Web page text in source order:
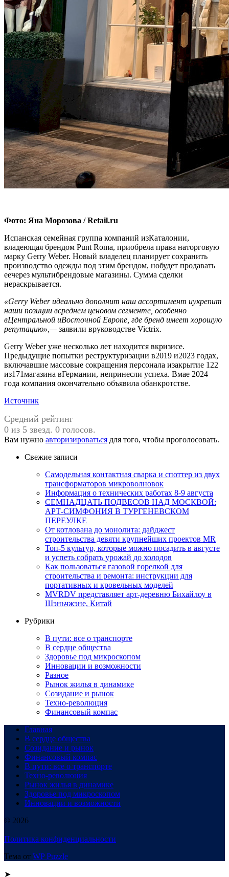
Фото: Яна Морозова / Retail.ru
Испанская семейная группа компаний изКаталонии,
владеющая брендом Punt Roma, приобрела права наторговую
марку Gerry Weber. Новый владелец планирует сохранить
производство одежды под этим брендом, нобудет продавать
еечерез мультибрендовые магазины. Сумма сделки
нераскрывается.
«Gerry Weber идеально дополнит наш ассортимент иукрепит
наши позиции всреднем ценовом сегменте, особенно
вЦентральной иВосточной Европе, где бренд имеет хорошую
репутацию»,—заявили вруководстве Victrix.
Gerry Weber уже несколько лет находится вкризисе.
Предыдущие попытки реструктуризации в2019 и2023 годах,
включавшие массовые сокращения персонала изакрытие 122
из171магазина вГермании, непринесли успеха. Вмае 2024
года компания окончательно объявила обанкротстве.
Источник
Средний рейтинг
0 из 5 звезд. 0 голосов.
Вам нужно авторизироваться для того, чтобы проголосовать.
Свежие записи
Самодельная контактная сварка и споттер из двух
трансформаторов микроволновок
Информация о технических работах 8-9 августа
СЕМНАДЦАТЬ ПОДВЕСОВ НАД МОСКВОЙ:
АРТ-СИМФОНИЯ В ТУРГЕНЕВСКОМ
ПЕРЕУЛКЕ
От котлована до монолита: дайджест
строительства девяти крупнейших проектов MR
Топ-5 культур, которые можно посадить в августе
и успеть собрать урожай до холодов
Как пользоваться газовой горелкой для
строительства и ремонта: инструкции для
портативных и кровельных моделей
MVRDV представляет арт-деревню Бихайлоу в
Шэньчжэне, Китай
Рубрики
В пути: все о транспорте
В сердце общества
Здоровье под микроскопом
Инновации и возможности
Разное
Рынок жилья в динамике
Созидание и рынок
Техно-революция
Финансовый компас
Главная
В сердце общества
Созидание и рынок
Финансовый компас
В пути: все о транспорте
Техно-революция
Рынок жилья в динамике
Здоровье под микроскопом
Инновации и возможности
© 2026
Политика конфиденциальности
Тема от WP Puzzle
➤